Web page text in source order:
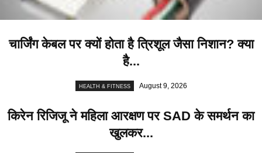
चार्जिंग केबल पर क्यों होता है त्रिशूल जैसा निशान? क्या
है...
HEALTH & FITNESS August 9, 2026
किरेन रिजिजू ने महिला आरक्षण पर SAD के समर्थन का
खुलकर...